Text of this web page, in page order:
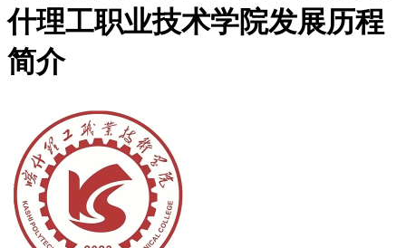
什理工职业技术学院发展历程
简介